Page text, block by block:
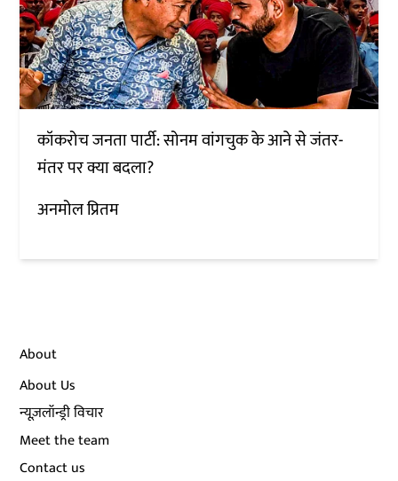
कॉकरोच जनता पार्टी: सोनम वांगचुक के आने से जंतर-
मंतर पर क्या बदला?
अनमोल प्रितम
About
About Us
न्यूज़लॉन्ड्री विचार
Meet the team
Contact us